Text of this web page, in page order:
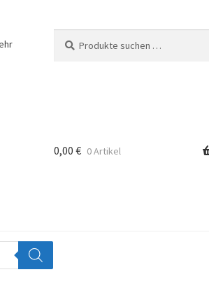
nach:
0,00 € 0 Artikel